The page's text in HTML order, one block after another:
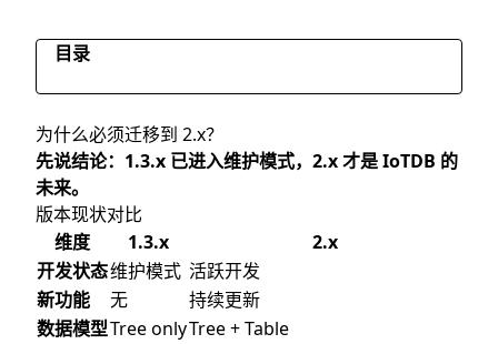
目录
版本现状对比
1.3.x 用户面临的现实问题
迁移评估：你的情况适合哪种方案？
方案一：直接迁移（推荐 80% 用户）
方案二：渐进迁移（保守选择）
方案三：并行部署（特殊场景）
迁移前评估清单
为什么必须迁移到 2.x？
先说结论：1.3.x 已进入维护模式，2.x 才是 IoTDB 的
未来。
版本现状对比
维度
1.3.x
2.x
开发状态维护模式 活跃开发
新功能
无
持续更新
数据模型Tree onlyTree + Table